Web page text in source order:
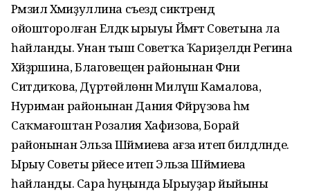
Рәмзилә Хәмиҙуллина съезд сиктәрендә
ойошторолған Елдәк ырыуы Йәмәғәт Советына ла
һайланды. Унан тыш Советҡа Ҡариҙелдән Регина
Хәйҙәршина, Благовещен районынан Фәниә
Ситдиҡова, Дүртөйлөнән Миләүшә Камалова,
Нуриман районынан Дания Фәйрүзова һәм
Саҡмағоштан Розалия Хафизова, Борай
районынан Эльза Шәймиева ағза итеп билдәләнде.
Ырыу Советы рәйесе итеп Эльза Шәймиева
һайланды. Сара һуңында Ырыуҙар йыйыны